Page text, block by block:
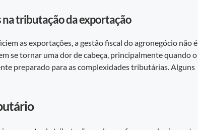
na tributação da exportação
as exportações, a gestão fiscal do agronegócio não é
se tornar uma dor de cabeça, principalmente quando o
preparado para as complexidades tributárias. Alguns